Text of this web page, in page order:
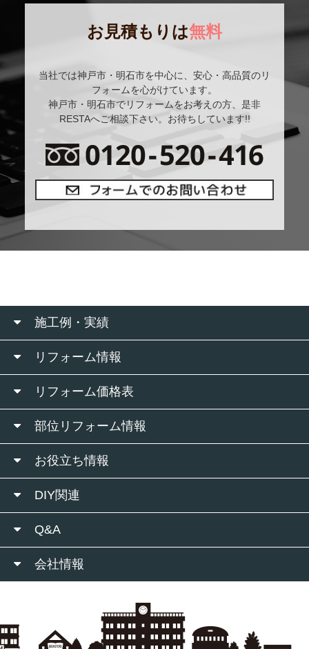
お見積もりは無料
当社では神戸市・明石市を中心に、安心・高品質のリ
フォームを心がけています。
神戸市・明石市でリフォームをお考えの方、是非
RESTAへご相談下さい。お待ちしています!!
施工例・実績
リフォーム情報
リフォーム価格表
部位リフォーム情報
お役立ち情報
DIY関連
Q&A
会社情報